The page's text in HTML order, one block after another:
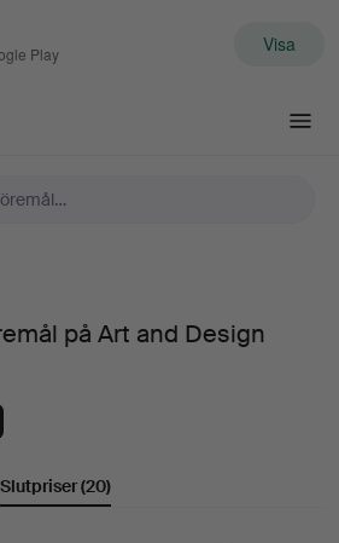
Play Visa
på Art and Design
Slutpriser(20)